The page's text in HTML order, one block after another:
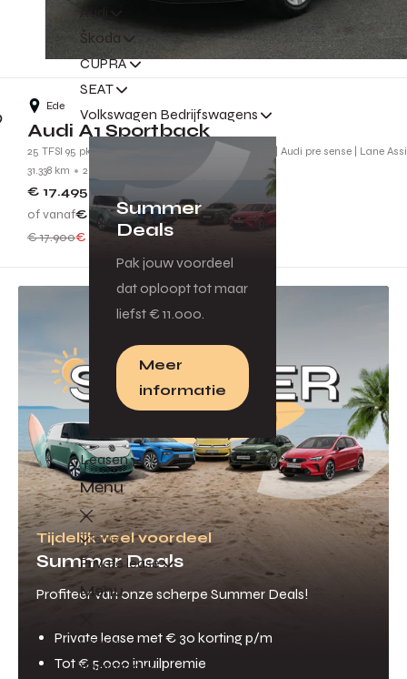
Škoda
CUPRA
SEAT
Volkswagen Bedrijfswagens
Summer
Deals
Pak jouw voordeel
dat oploopt tot maar
liefst € 11.000.
Meer
informatie
Leasen
Menu
Terug
Private lease
Menu
Terug
Voorraad
Ede
Audi A1 Sportback
25 TFSI 95 pk Attraction | Carplay | Virtual Cockpit | Audi pre sense | Lane
31.338 km
2019
€ 17.495
of vanaf€ 157p.m.
€ 17.900€ 405 voordeel
Tijdelijk veel voordeel
Summer Deals
Profiteer van onze scherpe Summer Deals!
Private lease met € 30 korting p/m
Tot € 5.000 inruilpremie